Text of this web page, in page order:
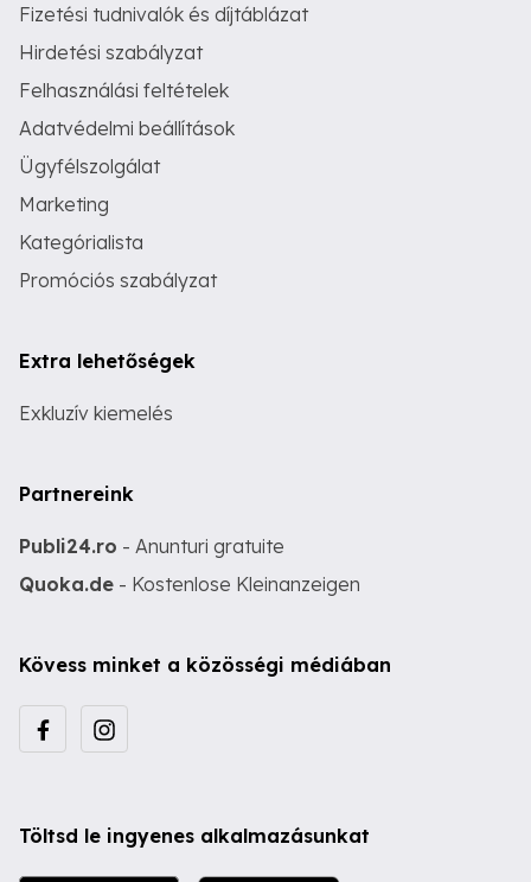
Fizetési tudnivalók és díjtáblázat
Hirdetési szabályzat
Felhasználási feltételek
Adatvédelmi beállítások
Ügyfélszolgálat
Marketing
Kategórialista
Promóciós szabályzat
Extra lehetőségek
Exkluzív kiemelés
Partnereink
Publi24.ro - Anunturi gratuite
Quoka.de - Kostenlose Kleinanzeigen
Kövess minket a közösségi médiában
Töltsd le ingyenes alkalmazásunkat